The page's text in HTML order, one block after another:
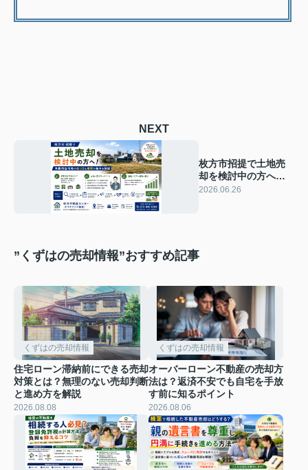
NEXT
枚方市招提で土地売
却を検討中の方へ！
事業用住宅地の売り
2026.06.26
”くずはの売却情報”おすすめ記事
くずはの売却情報
住宅ローン滞納前にできる売却
対策とは？無理のない売却判断
と進め方を解説
2026.08.08
くずはの売却情報
オーバーローン不動産の売却方
法は？返済不安でも自宅を手放
す前に知るポイント
2026.08.06